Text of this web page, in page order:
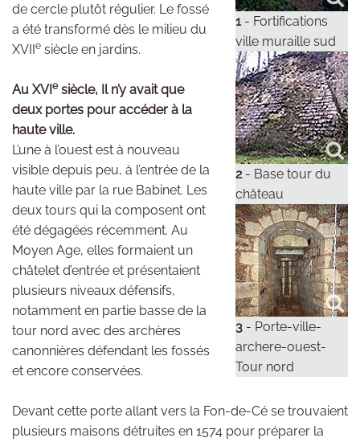
1- Fortifications
ville muraille sud
2- Base tour du
château
3 - Porte-ville-
archere-ouest-
Tour nord
de cercle plutôt régulier. Le fossé
a été transformé dès le milieu du
XVIIe siècle en jardins.
Au XVIesiècle, Il n’y avait que
deux portes pour accéder à la
haute ville.
L’une à l’ouest est à nouveau
visible depuis peu, à l’entrée de la
haute ville par la rue Babinet. Les
deux tours qui la composent ont
été dégagées récemment. Au
Moyen Age, elles formaient un
châtelet d’entrée et présentaient
plusieurs niveaux défensifs,
notamment en partie basse de la
tour nord avec des archères
canonnières défendant les fossés
et encore conservées.
Devant cette porte allant vers la Fon-de-Cé se trouvaient
plusieurs maisons détruites en 1574 pour préparer la